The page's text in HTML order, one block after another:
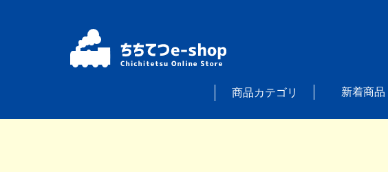
商品カテゴリ 新着商品